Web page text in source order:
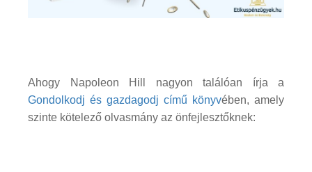
Ahogy Napoleon Hill nagyon találóan írja a
Gondolkodj és gazdagodj című könyvében, amely
szinte kötelező olvasmány az önfejlesztőknek: